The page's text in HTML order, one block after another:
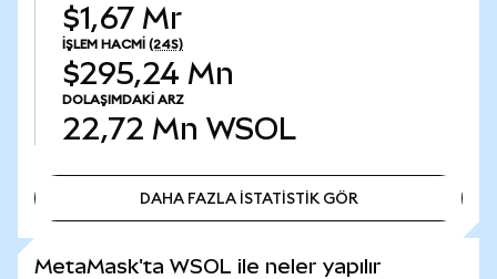
$1,67 Mr
İŞLEM HACMI (24S)
$295,24 Mn
DOLAŞIMDAKI ARZ
22,72 Mn WSOL
DAHA FAZLA İSTATİSTİK GÖR
MetaMask'ta WSOL ile neler yapılır